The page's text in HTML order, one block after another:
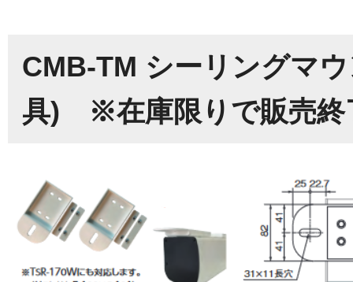
CMB-TM シーリングマ
具) ※在庫限りで販売終